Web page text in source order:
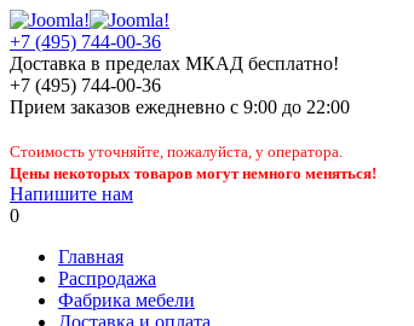
+7 (495) 744-00-36
Доставка в пределах МКАД бесплатно!
+7 (495) 744-00-36
Прием заказов ежедневно с 9:00 до 22:00
Стоимость уточняйте, пожалуйста, у оператора.
Цены некоторых товаров могут немного меняться!
Напишите нам
0
Главная
Распродажа
Фабрика мебели
Доставка и оплата